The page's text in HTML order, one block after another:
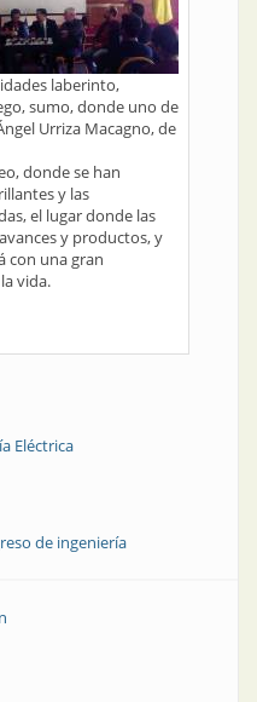
laberinto,
sumo, donde uno de
Urriza Macagno, de
donde se han
y las
el lugar donde las
y productos, y
con una gran
vida.
Eléctrica
de ingeniería